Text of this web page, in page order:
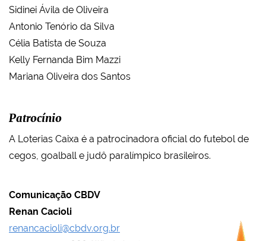
Sidinei Ávila de Oliveira
Antonio Tenório da Silva
Célia Batista de Souza
Kelly Fernanda Bim Mazzi
Mariana Oliveira dos Santos
Patrocínio
A Loterias Caixa é a patrocinadora oficial do futebol de
cegos, goalball e judô paralímpico brasileiros.
Comunicação CBDV
Renan Cacioli
renancacioli@cbdv.org.br